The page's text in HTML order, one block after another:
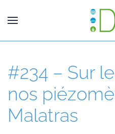
#234 – Sur
nos
Malatras